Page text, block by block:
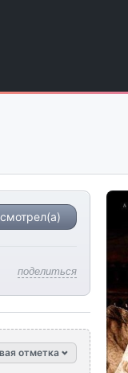
поделиться
отметка